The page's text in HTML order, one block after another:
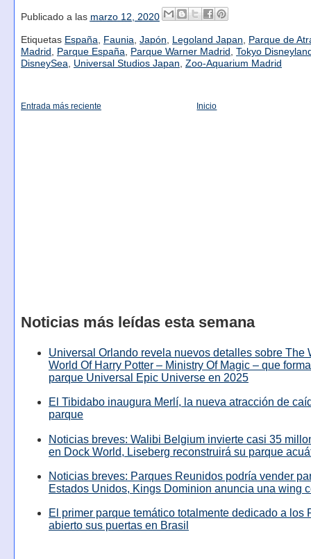
Publicado a las marzo 12, 2020
Etiquetas España, Faunia, Japón, Legoland Japan, Parque de
Madrid , Parque España, Parque Warner Madrid , Tokyo
DisneySea, Universal Studios Japan, Zoo-Aquarium Madrid
Entrada más reciente Inicio
Noticias más leídas esta semana
Universal Orlando revela nuevos detalles sobre The
World Of Harry Potter – Ministry Of Magic – que
parque Universal Epic Universe en 2025
El Tibidabo inaugura Merlí, la nueva atracción de
parque
Noticias breves: Walibi Belgium invierte casi 35
en Dock World, Liseberg reconstruirá su parque
Noticias breves: Parques Reunidos podría vender
Estados Unidos, Kings Dominion anuncia una wing
El primer parque temático totalmente dedicado a los
abierto sus puertas en Brasil